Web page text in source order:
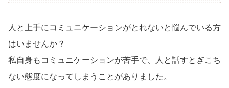
人と上手にコミュニケーションがとれないと悩んでいる方
はいませんか？
私自身もコミュニケーションが苦手で、人と話すとぎこち
ない態度になってしまうことがありました。